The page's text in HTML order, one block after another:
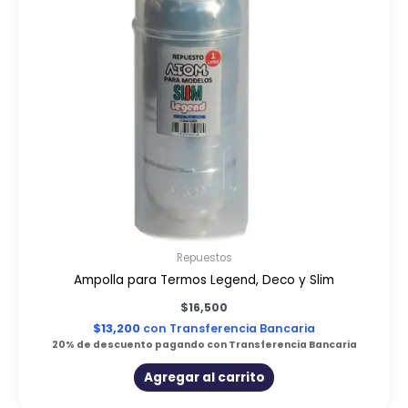
Repuestos
Ampolla para Termos Legend, Deco y Slim
$16,500
$13,200 con Transferencia Bancaria
20% de descuento pagando con Transferencia Bancaria
Agregar al carrito